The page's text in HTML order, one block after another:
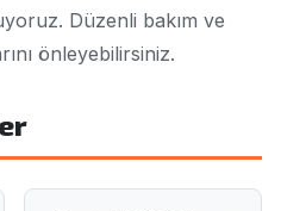
Düzenli bakım ve
önleyebilirsiniz.